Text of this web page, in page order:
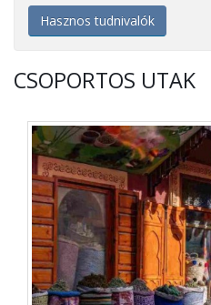
Hasznos tudnivalók
CSOPORTOS UTAK